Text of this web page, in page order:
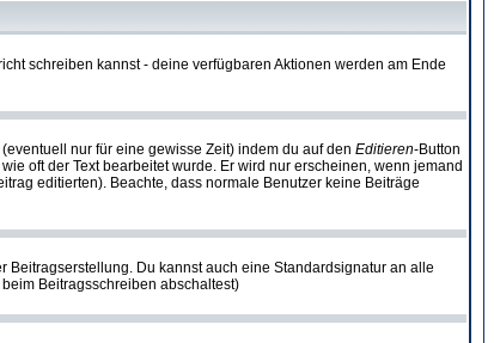
schreiben kannst - deine verfügbaren Aktionen werden am Ende
nur für eine gewisse Zeit) indem du auf den Editieren-Button
oft der Text bearbeitet wurde. Er wird nur erscheinen, wenn jemand
editierten). Beachte, dass normale Benutzer keine Beiträge
Beitragserstellung. Du kannst auch eine Standardsignatur an alle
Beitragsschreiben abschaltest)